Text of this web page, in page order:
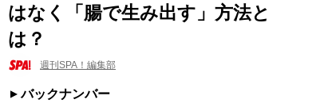
はなく「腸で生み出す」方法と
は？
週刊SPA！編集部
バックナンバー